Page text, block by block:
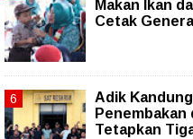
Makan Ikan
Cetak
Adik
Penembakan
Tetapkan